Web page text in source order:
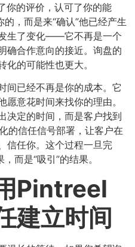
你的评价，认可了你的能
，而是来“确认”他已经产生
生了变化——它不再是一个
确合作意向的接近。询盘的
化的可能性也更大。
间已经不再是你的成本。它
意花时间来找你的理由。
决定的时间，而是客户找到
的信任信号部署，让客户在
信任你。这个过程一旦完
而是“吸引”的结果。
Pintreel
建立时间